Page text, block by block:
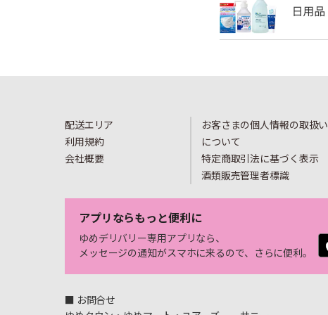
配送エリア
利用規約
会社概要
お客さまの個人情報の取扱い
について
特定商取引法に基づく表示
酒類販売管理者標識
アプリならもっと便利に
ゆめデリバリー専用アプリなら、
メッセージの通知がスマホに来るので、さらに便利。
■ お問合せ